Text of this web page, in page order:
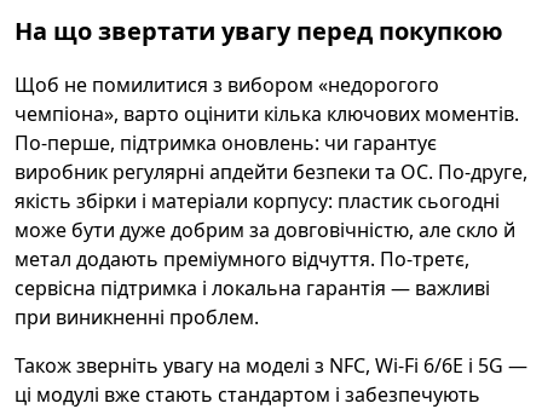
На що звертати увагу перед покупкою
Щоб не помилитися з вибором «недорогого
чемпіона», варто оцінити кілька ключових моментів.
По-перше, підтримка оновлень: чи гарантує
виробник регулярні апдейти безпеки та ОС. По-друге,
якість збірки і матеріали корпусу: пластик сьогодні
може бути дуже добрим за довговічністю, але скло й
метал додають преміумного відчуття. По-третє,
сервісна підтримка і локальна гарантія — важливі
при виникненні проблем.
Також зверніть увагу на моделі з NFC, Wi‑Fi 6/6E і 5G —
ці модулі вже стають стандартом і забезпечують